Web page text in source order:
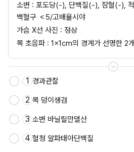
소변 : 포도당(-), 단백질(-), 잠혈(-),
백혈구 ＜5/고배율시야
가슴 X선 사진 : 정상
목 초음파 : 1×1cm의 경계가 선명한 2
1 경과관찰
2 목 덩이생검
3 소변 바닐릴만델산
4 혈청 알파태아단백질